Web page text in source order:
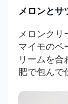
メロンとサ
メロンクリ
マイモのペ
リームを
肥で包んで